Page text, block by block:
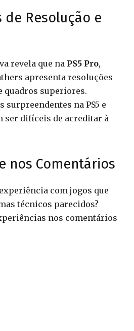
de Resolução e
revela que na PS5 Pro,
apresenta resoluções
quadros superiores.
surpreendentes na PS5 e
ser difíceis de acreditar à
nos Comentários
com jogos que
técnicos parecidos?
nos comentários